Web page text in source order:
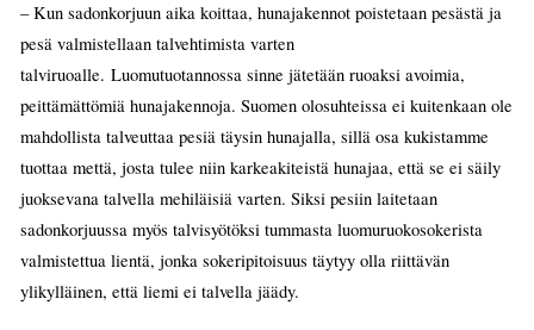
– Kun sadonkorjuun aika koittaa, hunajakennot poistetaan pesästä ja
pesä valmistellaan talvehtimista varten
talviruoalle. Luomutuotannossa sinne jätetään ruoaksi avoimia,
peittämättömiä hunajakennoja. Suomen olosuhteissa ei kuitenkaan ole
mahdollista talveuttaa pesiä täysin hunajalla, sillä osa kukistamme
tuottaa mettä, josta tulee niin karkeakiteistä hunajaa, että se ei säily
juoksevana talvella mehiläisiä varten. Siksi pesiin laitetaan
sadonkorjuussa myös talvisyötöksi tummasta luomuruokosokerista
valmistettua lientä, jonka sokeripitoisuus täytyy olla riittävän
ylikylläinen, että liemi ei talvella jäädy.